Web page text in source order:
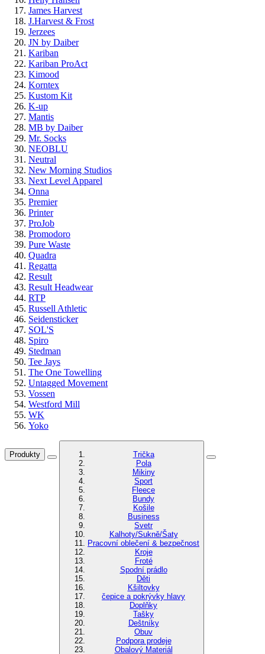
James Harvest
J.Harvest & Frost
Jerzees
JN by Daiber
Kariban
Kariban ProAct
Kimood
Korntex
Kustom Kit
K-up
Mantis
MB by Daiber
Mr. Socks
NEOBLU
Neutral
New Morning Studios
Next Level Apparel
Onna
Premier
Printer
ProJob
Promodoro
Pure Waste
Quadra
Regatta
Result
Result Headwear
RTP
Russell Athletic
Seidensticker
SOL'S
Spiro
Stedman
Tee Jays
The One Towelling
Untagged Movement
Vossen
Westford Mill
WK
Yoko
Produkty
Trička
Pola
Mikiny
Sport
Fleece
Bundy
Košile
Business
Svetr
Kalhoty/Sukně/Šaty
Pracovní oblečení & bezpečnost
Kroje
Froté
Spodní prádlo
Děti
Kšiltovky
čepice a pokrývky hlavy
Doplňky
Tašky
Deštníky
Obuv
Podpora prodeje
Obalový Materiál